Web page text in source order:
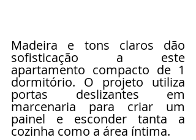
Madeira e tons claros dão
sofisticação a este
apartamento compacto de 1
dormitório. O projeto utiliza
portas deslizantes em
marcenaria para criar um
painel e esconder tanta a
cozinha como a área íntima.